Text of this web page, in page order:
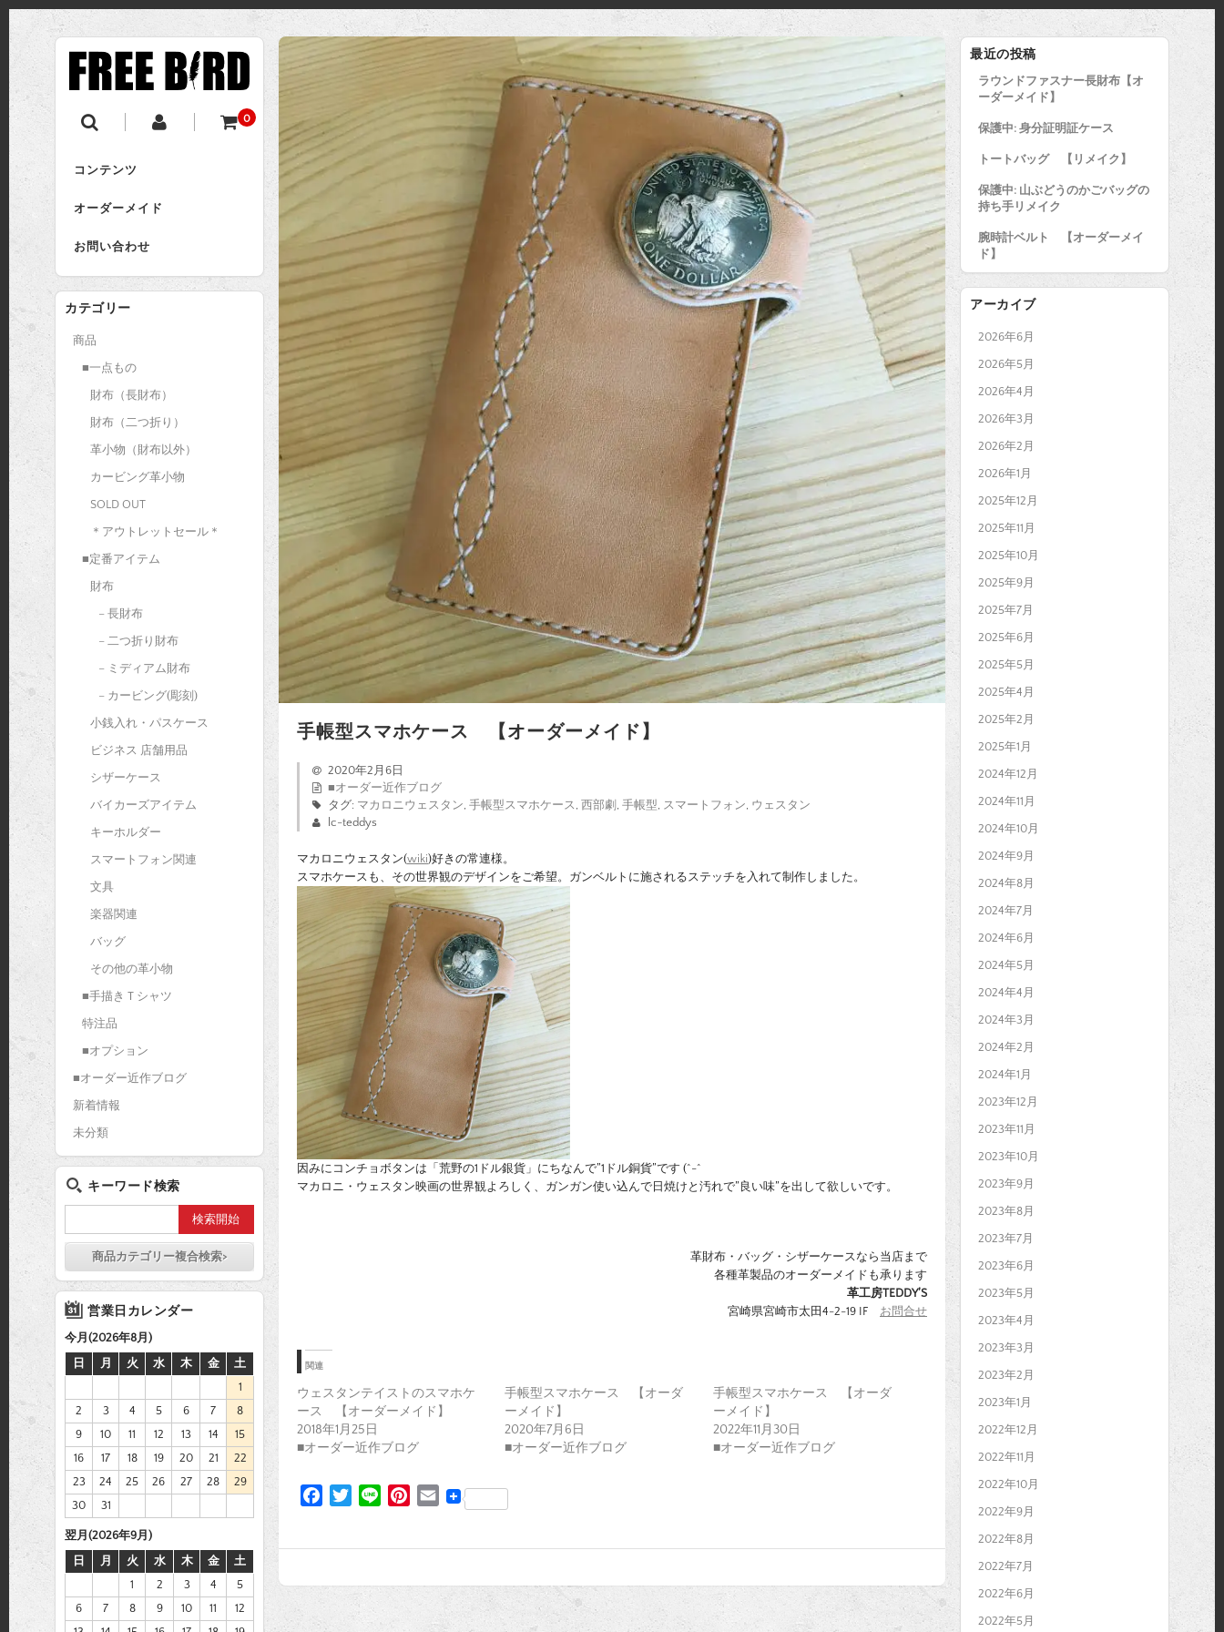
0
コンテンツ
オーダーメイド
お問い合わせ
手帳型スマホケース 【オーダーメイド】
2020年2月6日
■オーダー近作ブログ
タグ: マカロニウェスタン, 手帳型スマホケース , 西部劇 , 手帳型, スマートフォン, ウェスタン
lc-teddys
マカロニウェスタン(wiki)好きの常連様。
スマホケースも、その世界観のデザインをご希望。ガンベルトに施されるステッチを入れて制作しました。
因みにコンチョボタンは「荒野の1ドル銀貨」にちなんで”1ドル銅貨”です (^-^
マカロニ・ウェスタン映画の世界観よろしく、ガンガン使い込んで日焼けと汚れで”良い味”を出して欲しいです。
革財布・バッグ・シザーケースなら当店まで
各種革製品のオーダーメイドも承ります
革工房TEDDY’S
宮崎県宮崎市太田4-2-19 IF お問合せ
関連
ウェスタンテイストのスマホケ
ース 【オーダーメイド】
2018年1月25日
■オーダー近作ブログ
手帳型スマホケース 【オーダ
ーメイド】
2020年7月6日
■オーダー近作ブログ
手帳型スマホケース 【オーダ
ーメイド】
2022年11月30日
■オーダー近作ブログ
b
o
t
e
e
l
最近の投稿
ラウンドファスナー長財布【オ
ーダーメイド】
保護中: 身分証明証ケース
トートバッグ 【リメイク】
保護中: 山ぶどうのかごバッグの
持ち手リメイク
腕時計ベルト 【オーダーメイ
ド】
アーカイブ
2026年6月
2026年5月
2026年4月
2026年3月
2026年2月
2026年1月
2025年12月
2025年11月
2025年10月
2025年9月
2025年7月
2025年6月
2025年5月
2025年4月
2025年2月
2025年1月
2024年12月
2024年11月
2024年10月
2024年9月
2024年8月
2024年7月
2024年6月
2024年5月
2024年4月
2024年3月
2024年2月
2024年1月
2023年12月
2023年11月
2023年10月
2023年9月
2023年8月
2023年7月
2023年6月
2023年5月
2023年4月
2023年3月
2023年2月
2023年1月
2022年12月
2022年11月
2022年10月
2022年9月
2022年8月
2022年7月
2022年6月
2022年5月
カテゴリー
商品
■一点もの
財布（長財布）
財布（二つ折り）
革小物（財布以外）
カービング革小物
SOLD OUT
＊アウトレットセール＊
■定番アイテム
財布
– 長財布
– 二つ折り財布
– ミディアム財布
– カービング(彫刻)
小銭入れ・パスケース
ビジネス 店舗用品
シザーケース
バイカーズアイテム
キーホルダー
スマートフォン関連
文具
楽器関連
バッグ
その他の革小物
■手描きＴシャツ
特注品
■オプション
■オーダー近作ブログ
新着情報
未分類
キーワード検索
商品カテゴリー複合検索>
営業日カレンダー
今月(2026年8月)
日
月 火 水 木 金
土
1
2
3 4 5 6 7
8
9
10 11 12 13 14
15
16
17 18 19 20 21
22
23
24 25 26 27 28
29
30
31
翌月(2026年9月)
日
月 火 水 木 金
土
1
2 3 4
5
6
7 8 9 10 11
12